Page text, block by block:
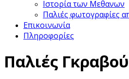
Ιστορία των Μεθανων
Παλιές φωτογραφίες
Επικοινωνία
Πληροφορίες
Παλιές